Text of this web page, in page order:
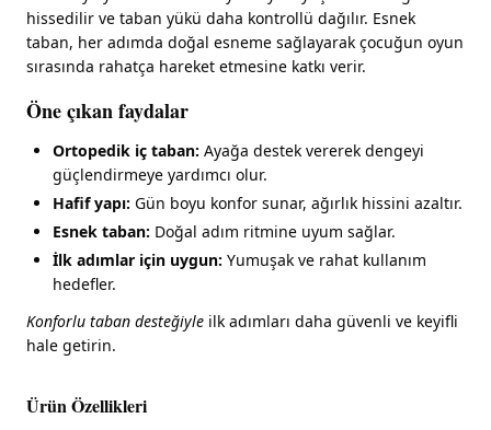
hissedilir ve taban yükü daha kontrollü dağılır. Esnek
taban, her adımda doğal esneme sağlayarak çocuğun oyun
sırasında rahatça hareket etmesine katkı verir.
Öne çıkan faydalar
Ortopedik iç taban: Ayağa destek vererek dengeyi
güçlendirmeye yardımcı olur.
Hafif yapı: Gün boyu konfor sunar, ağırlık hissini azaltır.
Esnek taban: Doğal adım ritmine uyum sağlar.
İlk adımlar için uygun: Yumuşak ve rahat kullanım
hedefler.
Konforlu taban desteğiyle ilk adımları daha güvenli ve keyifli
hale getirin.
Ürün Özellikleri